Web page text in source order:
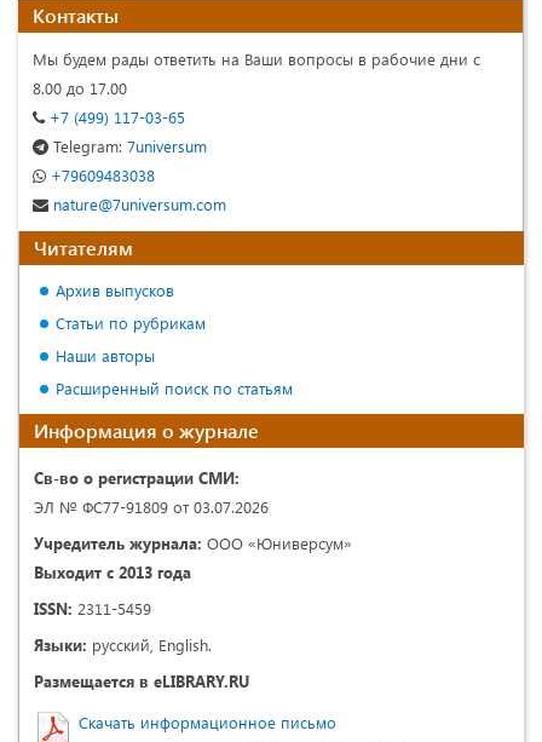
Контакты
Мы будем рады ответить на Ваши вопросы в рабочие дни с
8.00 до 17.00
+7 (499) 117-03-65
Telegram: 7universum
+79609483038
nature@7universum.com
Читателям
Архив выпусков
Статьи по рубрикам
Наши авторы
Расширенный поиск по статьям
Информация о журнале
Св-во о регистрации СМИ:
ЭЛ № ФС77-91809 от 03.07.2026
Учредитель журнала: ООО «Юниверсум»
Выходит с 2013 года
ISSN: 2311-5459
Языки: русский, English.
Размещается в eLIBRARY.RU
Скачать информационное письмо